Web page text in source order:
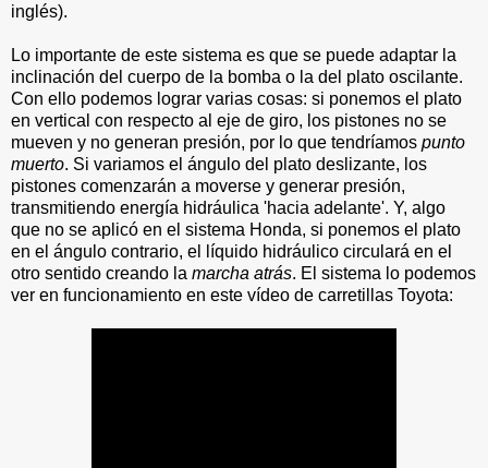
inglés).
Lo importante de este sistema es que se puede adaptar la
inclinación del cuerpo de la bomba o la del plato oscilante.
Con ello podemos lograr varias cosas: si ponemos el plato
en vertical con respecto al eje de giro, los pistones no se
mueven y no generan presión, por lo que tendríamos punto
muerto. Si variamos el ángulo del plato deslizante, los
pistones comenzarán a moverse y generar presión,
transmitiendo energía hidráulica 'hacia adelante'. Y, algo
que no se aplicó en el sistema Honda, si ponemos el plato
en el ángulo contrario, el líquido hidráulico circulará en el
otro sentido creando la marcha atrás. El sistema lo podemos
ver en funcionamiento en este vídeo de carretillas Toyota: